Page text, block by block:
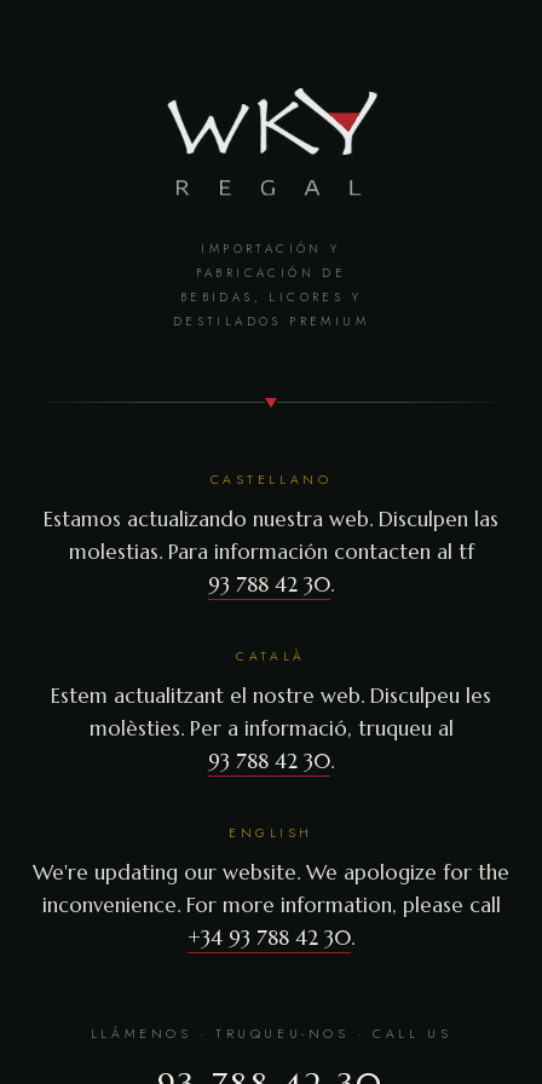
IMPORTACIÓN Y
FABRICACIÓN DE
BEBIDAS, LICORES Y
DESTILADOS PREMIUM
CASTELLANO
Estamos actualizando nuestra web. Disculpen las
molestias. Para información contacten al tf
93 788 42 30.
CATALÀ
Estem actualitzant el nostre web. Disculpeu les
molèsties. Per a informació, truqueu al
93 788 42 30.
ENGLISH
We're updating our website. We apologize for the
inconvenience. For more information, please call
+34 93 788 42 30.
LLÁMENOS · TRUQUEU-NOS · CALL US